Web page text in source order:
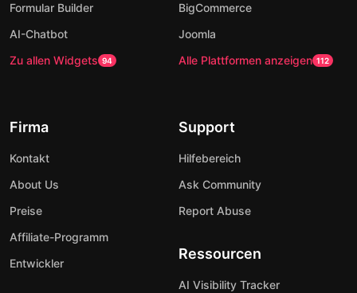
Formular Builder
AI-Chatbot
Zu allen Widgets 94
BigCommerce
Joomla
Alle Plattformen anzeigen 112
Firma
Kontakt
About Us
Preise
Affiliate-Programm
Entwickler
Support
Hilfebereich
Ask Community
Report Abuse
Ressourcen
AI Visibility Tracker